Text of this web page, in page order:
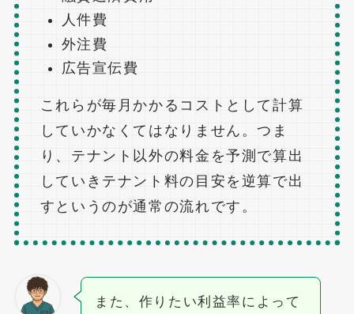
人件費
外注費
広告宣伝費
これらが毎月かかるコストとして計算
していかなくてはなりません。つま
り、テナント以外の料金を予測で算出
していきテナント料の目安を逆算で出
すというのが通常の流れです。
また、作りたい利益率によって